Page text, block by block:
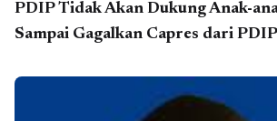
PDIP Tidak Akan Dukung Anak-
Sampai Gagalkan Capres dari PDIP